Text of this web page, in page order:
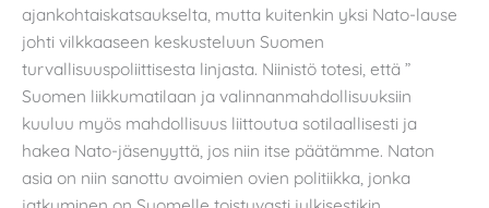
ajankohtaiskatsaukselta, mutta kuitenkin yksi Nato-lause
johti vilkkaaseen keskusteluun Suomen
turvallisuuspoliittisesta linjasta. Niinistö totesi, että ”
Suomen liikkumatilaan ja valinnanmahdollisuuksiin
kuuluu myös mahdollisuus liittoutua sotilaallisesti ja
hakea Nato-jäsenyyttä, jos niin itse päätämme. Naton
asia on niin sanottu avoimien ovien politiikka, jonka